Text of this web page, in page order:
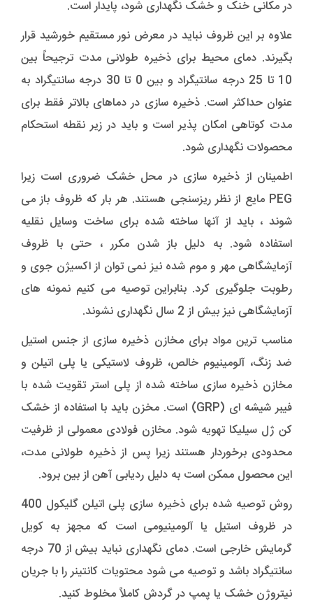
در مکانی خنک و خشک نگهداری شود، پایدار است.
علاوه بر این ظروف نباید در معرض نور مستقیم خورشید قرار
بگیرند. دمای محیط برای ذخیره طولانی مدت ترجیحاً بین
10 تا 25 درجه سانتیگراد و بین 0 تا 30 درجه سانتیگراد به
عنوان حداکثر است. ذخیره سازی در دماهای بالاتر فقط برای
مدت کوتاهی امکان پذیر است و باید در زیر نقطه استحکام
محصولات نگهداری شود.
اطمینان از ذخیره سازی در محل خشک ضروری است زیرا
PEG مایع از نظر ریزسنجی هستند. هر بار که ظروف باز می
شوند ، باید از آنها ساخته شده برای ساخت وسایل نقلیه
استفاده شود. به دلیل باز شدن مکرر ، حتی با ظروف
آزمایشگاهی مهر و موم شده نیز نمی توان از اکسیژن جوی و
رطوبت جلوگیری کرد. بنابراین توصیه می کنیم نمونه های
آزمایشگاهی نیز بیش از 2 سال نگهداری نشوند.
مناسب ترین مواد برای مخازن ذخیره سازی از جنس استیل
ضد زنگ، آلومینیوم خالص، ظروف لاستیکی یا پلی اتیلن و
مخازن ذخیره سازی ساخته شده از پلی استر تقویت شده با
فیبر شیشه ای (GRP) است. مخزن باید با استفاده از خشک
کن ژل سیلیکا تهویه شود. مخازن فولادی معمولی از ظرفیت
محدودی برخوردار هستند زیرا پس از ذخیره طولانی مدت،
این محصول ممکن است به دلیل ردیابی آهن از بین برود.
روش توصیه شده برای ذخیره سازی پلی اتیلن گلیکول 400
در ظروف استیل یا آلومینیومی است که مجهز به کویل
گرمایش خارجی است. دمای نگهداری نباید بیش از 70 درجه
سانتیگراد باشد و توصیه می شود محتویات کانتینر را با جریان
نیتروژن خشک یا پمپ در گردش کاملاً مخلوط کنید.